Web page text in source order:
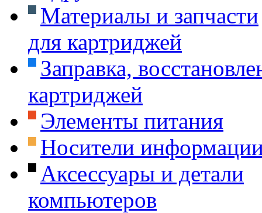
Материалы и запчасти
для картриджей
Заправка,
картриджей
Элементы питания
Носители
Аксессуары и детали
компьютеров